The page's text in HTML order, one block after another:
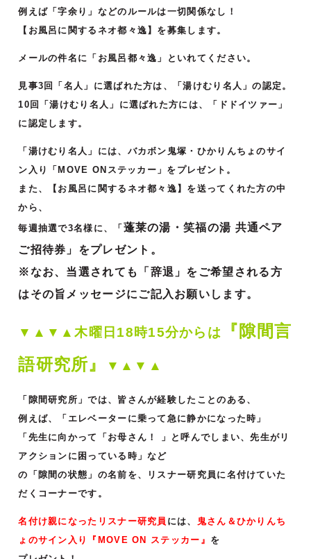
例えば「字余り」などのルールは一切関係なし！
【お風呂に関するネオ都々逸】を募集します。
メールの件名に「お風呂都々逸」といれてください。
見事3回「名人」に選ばれた方は、「湯けむり名人」の認定。
10回「湯けむり名人」に選ばれた方には、「ドドイツァー」
に認定します。
「湯けむり名人」には、バカボン鬼塚・ひかりんちょのサイ
ン入り「MOVE ONステッカー」をプレゼント。
また、【お風呂に関するネオ都々逸】を送ってくれた方の中
から、
毎週抽選で3名様に、「 蓬莱の湯・笑福の湯 共通ペア
ご招待券」をプレゼント。
※なお、当選されても「辞退」をご希望される方
はその旨メッセージにご記入お願いします。
▼▲▼▲木曜日18時15分からは
『隙間言
語研究所』
▼▲▼▲
「隙間研究所」では、皆さんが経験したことのある、
例えば、「エレベーターに乗って急に静かになった時」
「先生に向かって「お母さん！ 」と呼んでしまい、先生がリ
アクションに困っている時」など
の「隙間の状態」の名前を、リスナー研究員に名付けていた
だくコーナーです。
名付け親になったリスナー研究員 には、 鬼さん＆ひかりんち
ょのサイン入り『MOVE ON ステッカー』 を